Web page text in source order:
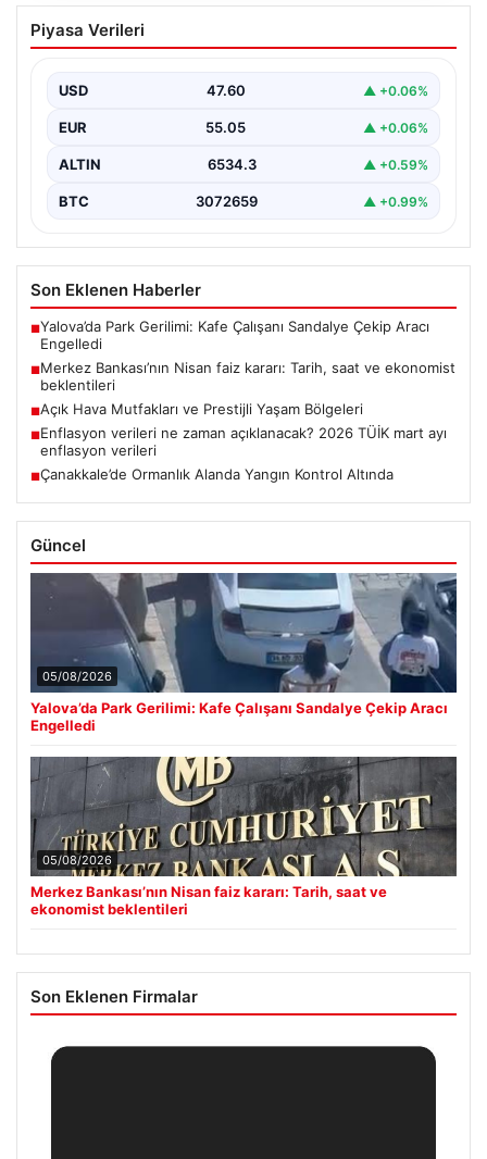
Merkez Bankası’nın Nisan faiz kararı:
Tarih, saat ve ekonomist beklentileri
Kurulu, nisan ayı faiz kararını açıklamak üzere
toplanıyor.…
Piyasa Verileri
USD 47.60 ▲ +0.06%
EUR 55.05 ▲ +0.06%
ALTIN 6534.3 ▲ +0.59%
BTC 3072659 ▲ +0.99%
Son Eklenen Haberler
■Yalova’da Park Gerilimi: Kafe Çalışanı Sandalye Çekip Aracı
Engelledi
■Merkez Bankası’nın Nisan faiz kararı: Tarih, saat ve ekonomist
beklentileri
■Açık Hava Mutfakları ve Prestijli Yaşam Bölgeleri
■Enflasyon verileri ne zaman açıklanacak? 2026 TÜİK mart ayı
enflasyon verileri
■Çanakkale’de Ormanlık Alanda Yangın Kontrol Altında
Güncel
05/08/2026
Yalova’da Park Gerilimi: Kafe Çalışanı Sandalye Çekip Aracı
Engelledi
05/08/2026
Merkez Bankası’nın Nisan faiz kararı: Tarih, saat ve
ekonomist beklentileri
Son Eklenen Firmalar